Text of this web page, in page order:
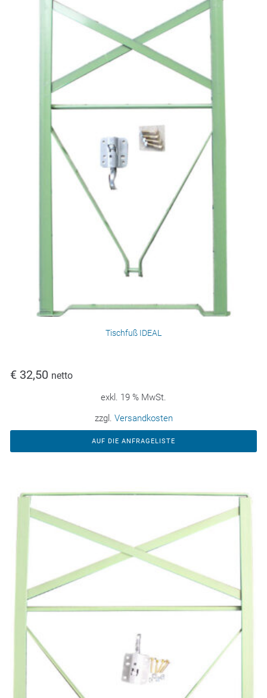
Tischfuß IDEAL
€ 32,50 netto
exkl. 19 % MwSt.
zzgl. Versandkosten
AUF DIE ANFRAGELISTE